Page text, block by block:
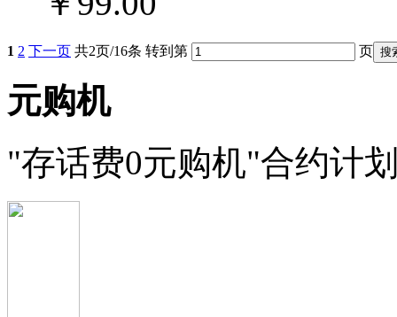
1 2 下一页 共2页/16条 转到第 页
元购机
"存话费0元购机"合约计